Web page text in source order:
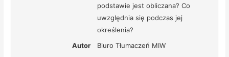
podstawie jest obliczana? Co
uwzględnia się podczas jej
określenia?
Autor
Biuro Tłumaczeń MIW